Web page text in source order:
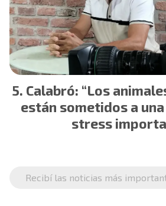
Calabró: “Los
están sometidos a
stress
Recibí las noticias más